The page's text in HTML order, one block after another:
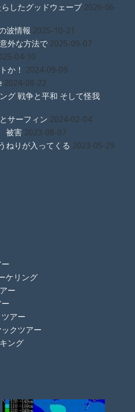
したグッドウェーブ 2026-06-
波情報 2025-10-21
外な方法で 2025-09-07
04-10
か！ 2024-09-09
2024-08-22
グ 戦争と平和 そして怪我
サーフィン 2024-02-04
被害 2023-08-07
りが入ってくる 2023-05-29
ケリング
ー
アー
クツアー
ング